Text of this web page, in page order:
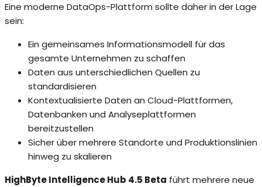
Eine moderne DataOps-Plattform sollte daher in der Lage
sein:
Ein gemeinsames Informationsmodell für das
gesamte Unternehmen zu schaffen
Daten aus unterschiedlichen Quellen zu
standardisieren
Kontextualisierte Daten an Cloud-Plattformen,
Datenbanken und Analyseplattformen
bereitzustellen
Sicher über mehrere Standorte und Produktionslinien
hinweg zu skalieren
HighByte Intelligence Hub 4.5 Beta führt mehrere neue